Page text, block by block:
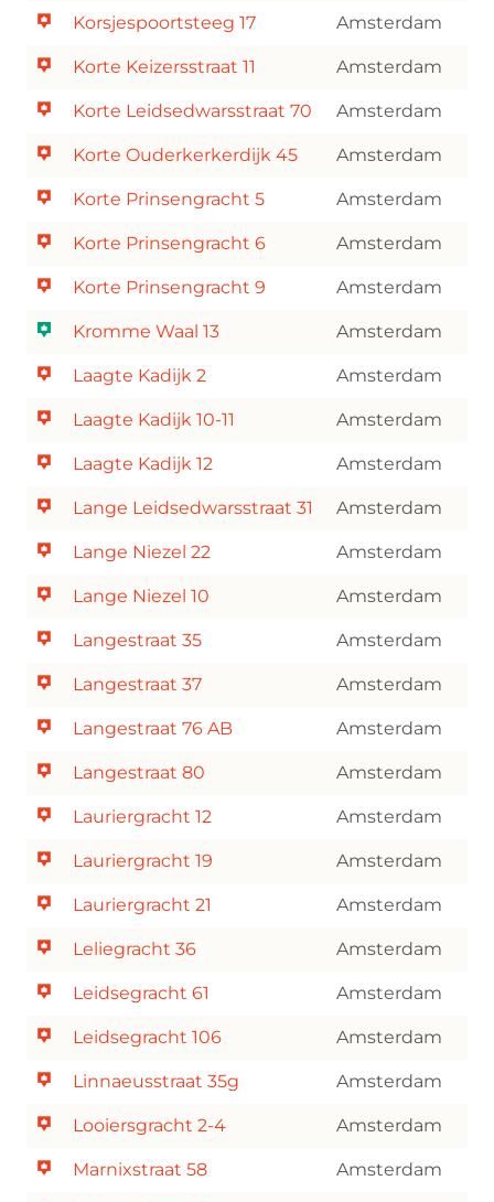
Korsjespoortsteeg 17 Amsterdam
Korte Keizersstraat 11 Amsterdam
Korte Leidsedwarsstraat 70 Amsterdam
Korte Ouderkerkerdijk 45 Amsterdam
Korte Prinsengracht 5 Amsterdam
Korte Prinsengracht 6 Amsterdam
Korte Prinsengracht 9 Amsterdam
Kromme Waal 13 Amsterdam
Laagte Kadijk 2 Amsterdam
Laagte Kadijk 10-11 Amsterdam
Laagte Kadijk 12 Amsterdam
Lange Leidsedwarsstraat 31 Amsterdam
Lange Niezel 22 Amsterdam
Lange Niezel 10 Amsterdam
Langestraat 35 Amsterdam
Langestraat 37 Amsterdam
Langestraat 76 AB Amsterdam
Langestraat 80 Amsterdam
Lauriergracht 12 Amsterdam
Lauriergracht 19 Amsterdam
Lauriergracht 21 Amsterdam
Leliegracht 36 Amsterdam
Leidsegracht 61 Amsterdam
Leidsegracht 106 Amsterdam
Linnaeusstraat 35g Amsterdam
Looiersgracht 2-4 Amsterdam
Marnixstraat 58 Amsterdam